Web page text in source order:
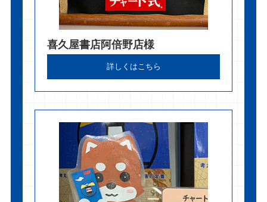
喜久屋書店阿倍野店様
詳しくはこちら